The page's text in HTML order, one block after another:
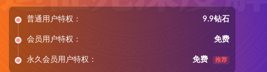
普通用户特权： 9.9钻石
会员用户特权： 免费
永久会员用户特权： 免费 推荐